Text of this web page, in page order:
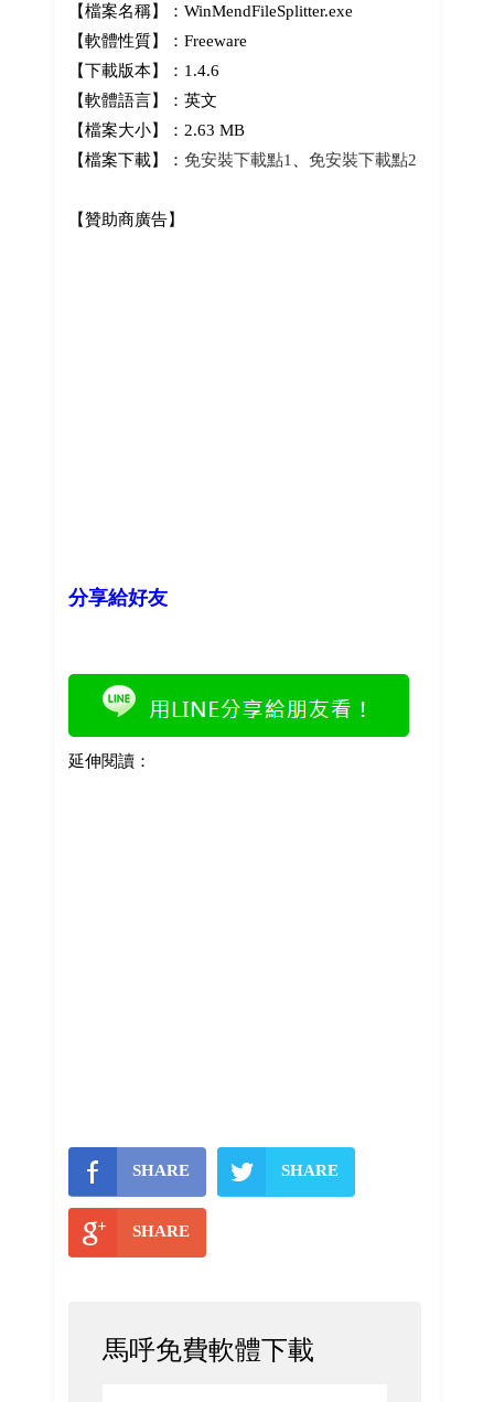
【檔案名稱】：WinMendFileSplitter.exe
【軟體性質】：Freeware
【下載版本】：1.4.6
【軟體語言】：英文
【檔案大小】：2.63 MB
【檔案下載】： 免安裝下載點1、 免安裝下載點2
【贊助商廣告】
分享給好友
延伸閱讀：
SHARE SHARE
SHARE
馬呼免費軟體下載